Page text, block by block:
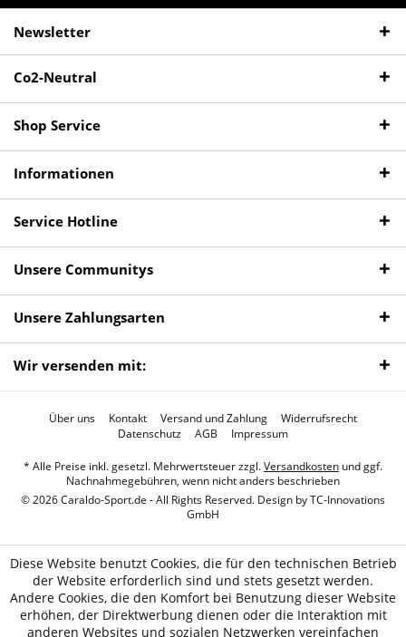
Newsletter
Co2-Neutral
Shop Service
Informationen
Service Hotline
Unsere Communitys
Unsere Zahlungsarten
Wir versenden mit:
Über uns Kontakt Versand und Zahlung
Widerrufsrecht
Datenschutz
AGB Impressum
* Alle Preise inkl. gesetzl. Mehrwertsteuer zzgl.Versandkosten und ggf.
Nachnahmegebühren, wenn nicht anders beschrieben
© 2026 Caraldo-Sport.de - All Rights Reserved. Design byTC-Innovations
GmbH
Diese Website benutzt Cookies, die für den technischen Betrieb
der Website erforderlich sind und stets gesetzt werden.
Andere Cookies, die den Komfort bei Benutzung dieser Website
erhöhen, der Direktwerbung dienen oder die Interaktion mit
anderen Websites und sozialen Netzwerken vereinfachen